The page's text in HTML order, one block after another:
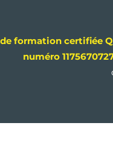
formation certifiée
numéro